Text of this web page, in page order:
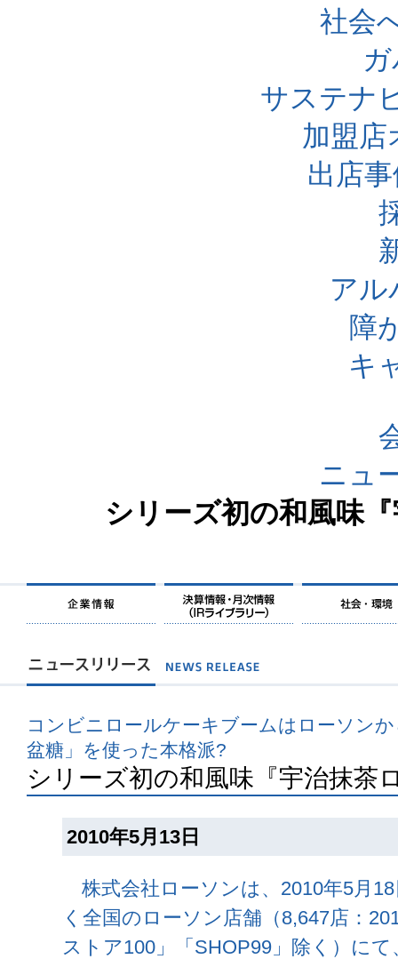
社会
サステナ
加盟店
出店
アル
障
キ
ニュ
シリーズ初の和風味
コンビニロールケーキブームはローソン
盆糖」を使った本格派?
シリーズ初の和風味『宇治抹茶
2010年5月13日
株式会社ローソンは、2010年5月
く全国のローソン店舗（8,647店：
ストア100」「SHOP99」除く）に